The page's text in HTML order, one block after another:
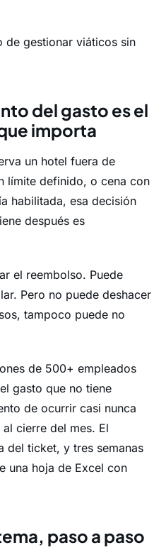
de gestionar viáticos sin
del gasto es el
importa
un hotel fuera de
límite definido, o cena con
habilitada, esa decisión
después es
el reembolso. Puede
Pero no puede deshacer
tampoco puede no
de 500+ empleados
gasto que no tiene
de ocurrir casi nunca
cierre del mes. El
del ticket, y tres semanas
una hoja de Excel con
paso a paso